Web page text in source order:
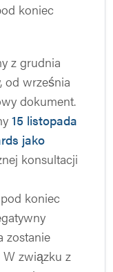
koniec
z grudnia
od września
dokument.
15 listopada
jako
konsultacji
koniec
zostanie
związku z